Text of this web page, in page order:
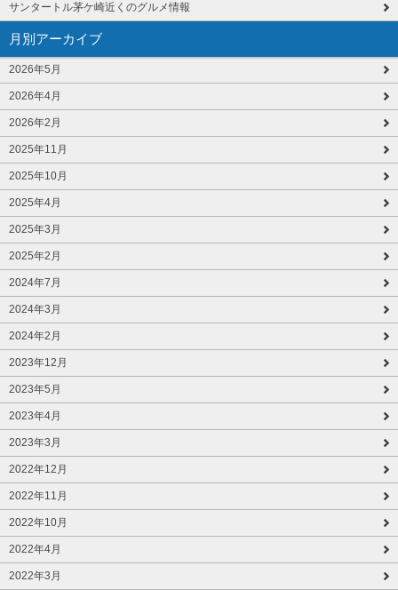
サンタートル茅ケ崎近くのグルメ情報
月別アーカイブ
2026年5月
2026年4月
2026年2月
2025年11月
2025年10月
2025年4月
2025年3月
2025年2月
2024年7月
2024年3月
2024年2月
2023年12月
2023年5月
2023年4月
2023年3月
2022年12月
2022年11月
2022年10月
2022年4月
2022年3月